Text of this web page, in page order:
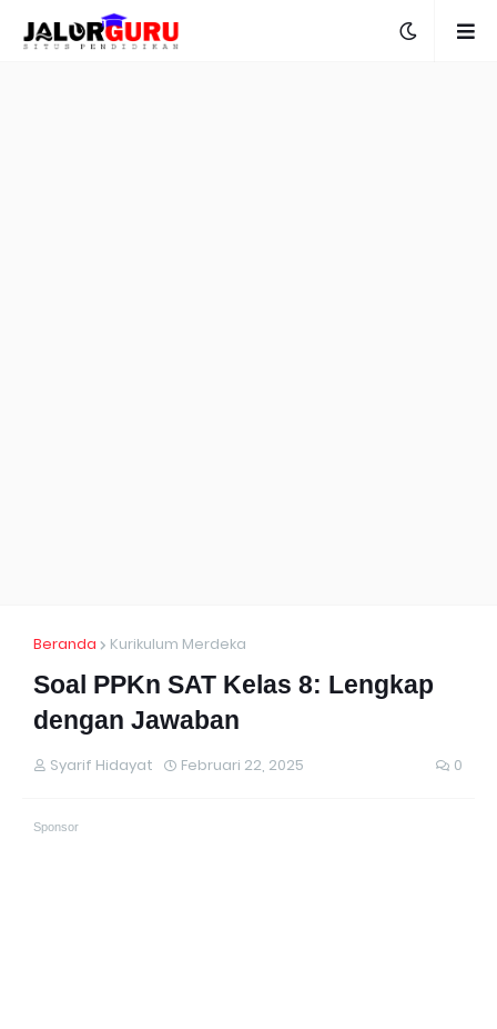
Beranda Kurikulum Merdeka
Soal PPKn SAT Kelas 8: Lengkap
dengan Jawaban
Syarif Hidayat Februari 22, 2025 0
Sponsor